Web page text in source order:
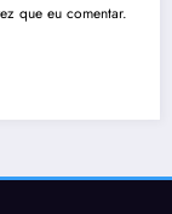
que eu comentar.